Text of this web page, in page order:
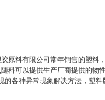
原料有限公司常年销售的塑料
料可以提供生产厂商提供的物
各种异常现象解决方法，塑